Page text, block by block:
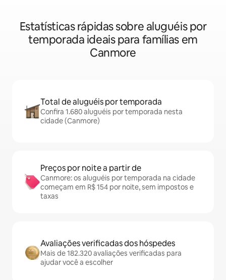
Estatísticas rápidas sobre aluguéis por
temporada ideais para famílias em
Canmore
Total de aluguéis por temporada
Confira 1.680 aluguéis por temporada nesta
cidade (Canmore)
Preços por noite a partir de
Canmore: os aluguéis por temporada na cidade
começam em R$ 154 por noite, sem impostos e
taxas
Avaliações verificadas dos hóspedes
Mais de 182.320 avaliações verificadas para
ajudar você a escolher